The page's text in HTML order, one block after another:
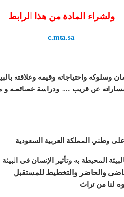
ولشراء المادة من هذا الرابط
c.mta.sa
وسلوكه واحتياجاته وقيمه وعلاقته
عن قريب …. ودراسة خصائصه و
وطني المملكة العربية السعودية
المحيطة به وتأثير الإنسان فى
والحاضر والتخطيط للمستقبل
لنا من تراث